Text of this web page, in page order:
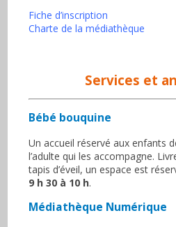
Fiche d’inscription
Charte de la médiathèque
Services et
Bébé bouquine
Un accueil réservé aux enfants
l’adulte qui les accompagne.
tapis d’éveil, un espace est
9 h 30 à 10 h.
Médiathèque Numérique